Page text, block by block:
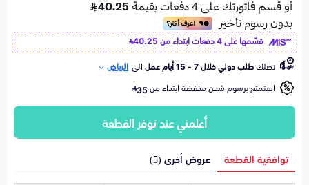
قسّمها على 4 دفعات ابتداء من
40.25
تصلكطلب دولي خلال 7 - 15 أيام عمل الى الرياض
استمتع برسوم شحن مخفضة ابتداء من35
أعلمني عند توفر القطعة
توافقية القطعة عروض أخرى (5)